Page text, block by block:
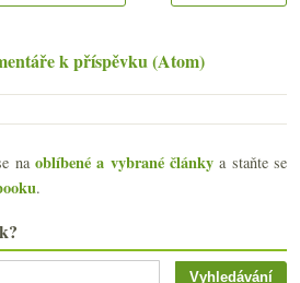
k příspěvku (Atom)
naoblíbené a vybrané články a staňte se
.